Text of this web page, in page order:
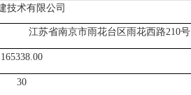
技术有限公司
江苏省南京市雨花台区雨花西路210号
165338.00
30